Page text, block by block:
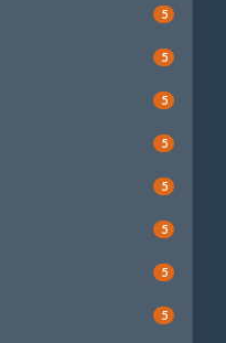
5
5
5
5
5
5
5
5